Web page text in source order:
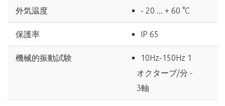
外気温度 - 20 ... + 60 °C
保護率 IP 65
機械的振動試験
10Hz-150Hz 1
オクターブ/分 -
3軸